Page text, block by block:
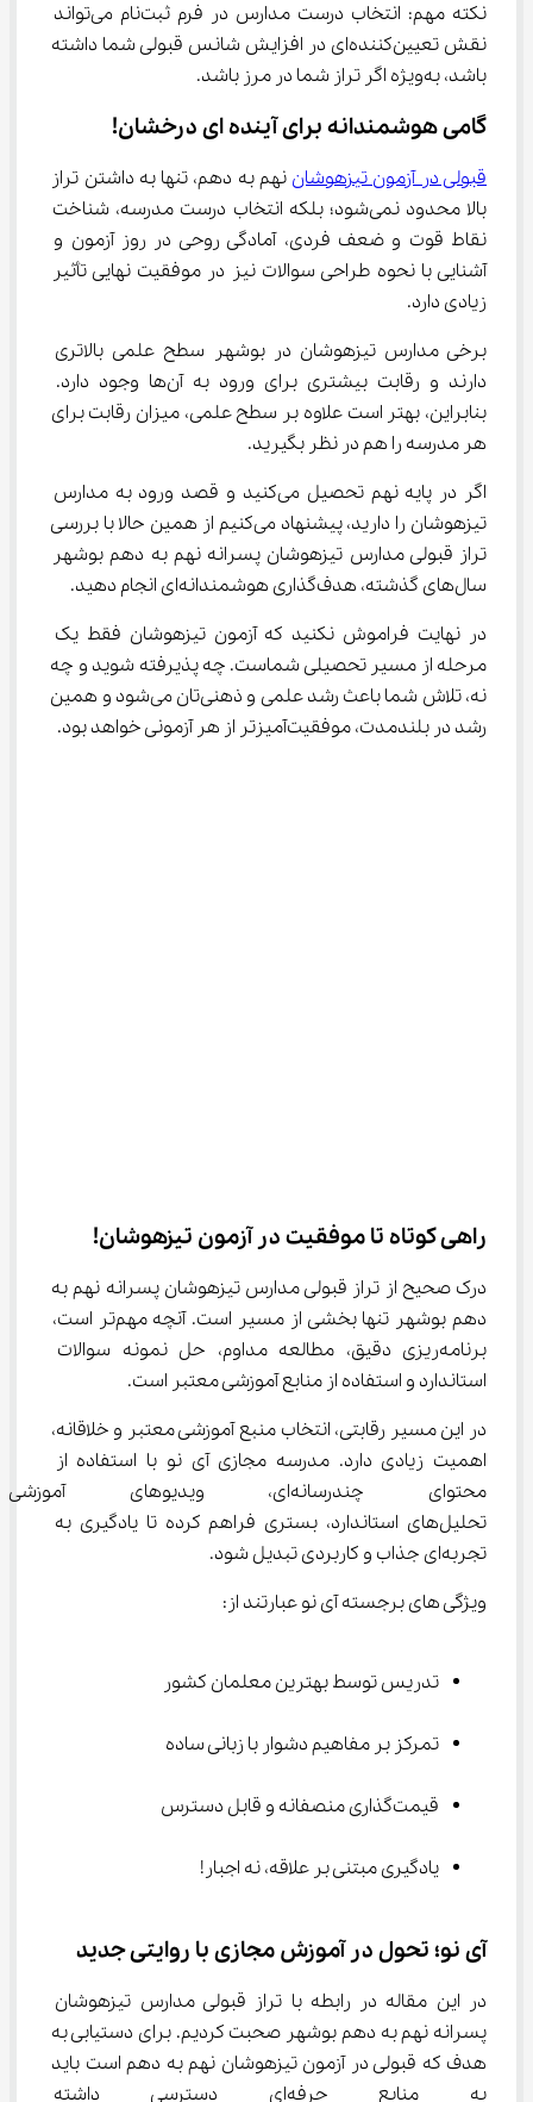
نکته مهم: انتخاب درست مدارس در فرم ثبت‌نام می‌تواند
نقش تعیین‌کننده‌ای در افزایش شانس قبولی شما داشته
باشد، به‌ویژه اگر تراز شما در مرز باشد.
گامی هوشمندانه برای آینده ای درخشان!
قبولی در آزمون تیزهوشان نهم به دهم، تنها به داشتن تراز
بالا محدود نمی‌شود؛ بلکه انتخاب درست مدرسه، شناخت
نقاط قوت و ضعف فردی، آمادگی روحی در روز آزمون و
آشنایی با نحوه طراحی سوالات نیز در موفقیت نهایی تأثیر
زیادی دارد.
برخی مدارس تیزهوشان در بوشهر سطح علمی بالاتری
دارند و رقابت بیشتری برای ورود به آن‌ها وجود دارد.
بنابراین، بهتر است علاوه بر سطح علمی، میزان رقابت برای
هر مدرسه را هم در نظر بگیرید.
اگر در پایه نهم تحصیل می‌کنید و قصد ورود به مدارس
تیزهوشان را دارید، پیشنهاد می‌کنیم از همین حالا با بررسی
تراز قبولی مدارس تیزهوشان پسرانه نهم به دهم بوشهر
سال‌های گذشته، هدف‌گذاری هوشمندانه‌ای انجام دهید.
در نهایت فراموش نکنید که آزمون تیزهوشان فقط یک
مرحله از مسیر تحصیلی شماست. چه پذیرفته شوید و چه
نه، تلاش شما باعث رشد علمی و ذهنی‌تان می‌شود و همین
رشد در بلندمدت، موفقیت‌آمیزتر از هر آزمونی خواهد بود.
راهی کوتاه تا موفقیت در آزمون تیزهوشان!
درک صحیح از تراز قبولی مدارس تیزهوشان پسرانه نهم به
دهم بوشهر تنها بخشی از مسیر است. آنچه مهم‌تر است،
برنامه‌ریزی دقیق، مطالعه مداوم، حل نمونه سوالات
استاندارد و استفاده از منابع آموزشی معتبر است.
در این مسیر رقابتی، انتخاب منبع آموزشی معتبر و خلاقانه،
اهمیت زیادی دارد. مدرسه مجازی آی‌ نو با استفاده از
محتوای چندرسانه‌ای،
تحلیل‌های استاندارد، بستری فراهم کرده تا یادگیری به
تجربه‌ای جذاب و کاربردی تبدیل شود.
ویژگی های برجسته آی‌ نو عبارتند از:
تدریس توسط بهترین معلمان کشور
تمرکز بر مفاهیم دشوار با زبانی ساده
قیمت‌گذاری منصفانه و قابل دسترس
یادگیری مبتنی بر علاقه، نه اجبار!
آی‌ نو؛ تحول در آموزش مجازی با روایتی جدید
در این مقاله در رابطه با تراز قبولی مدارس تیزهوشان
پسرانه نهم به دهم بوشهر صحبت کردیم. برای دستیابی به
هدف که قبولی در آزمون تیزهوشان نهم به دهم است باید
به منابع حرفه‌ای دسترسی